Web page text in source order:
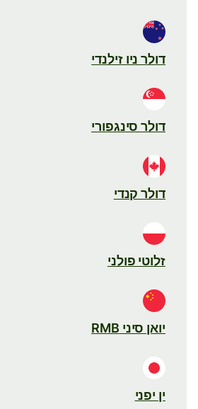
דולר ניו זילנדי
דולר סינגפורי
דולר קנדי
זלוטי פולני
יואן סיני RMB
ין יפני